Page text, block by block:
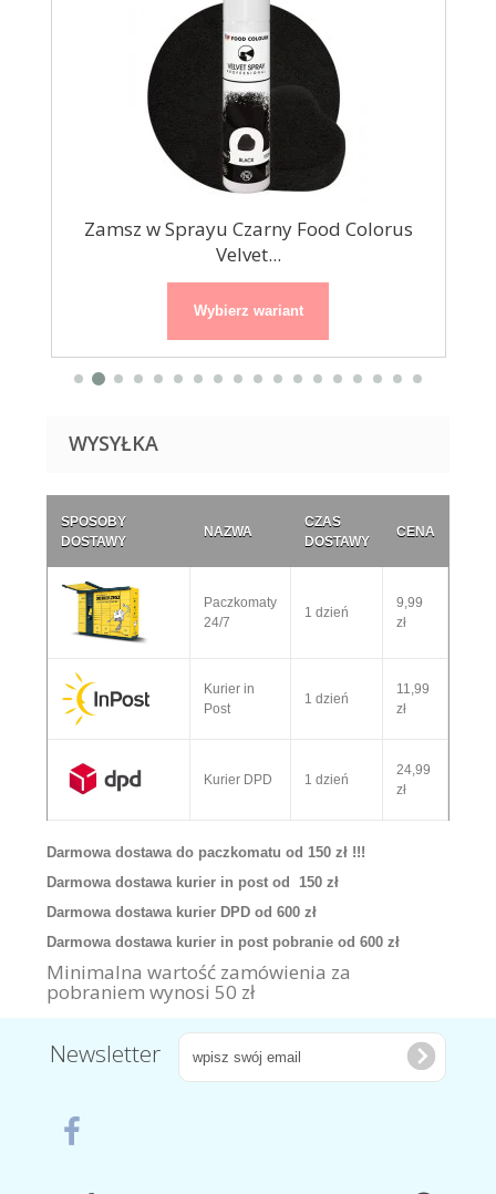
Zamsz w Sprayu Czarny Food Colorus
Velvet...
Wybierz wariant
WYSYŁKA
SPOSOBY
DOSTAWY
NAZWA
CZAS
DOSTAWY
CENA
Paczkomaty
24/7
1 dzień
9,99
zł
Kurier in
Post
1 dzień
11,99
zł
Kurier DPD 1 dzień
24,99
zł
Darmowa dostawa do paczkomatu od 150 zł !!!
Darmowa dostawa kurier in post od 150 zł
Darmowa dostawa kurier DPD od 600 zł
Darmowa dostawa kurier in post pobranie od 600 zł
Minimalna wartość zamówienia za
pobraniem wynosi 50 zł
Newsletter